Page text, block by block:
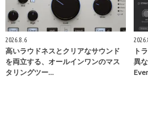
2026.8.6
高いラウドネスとクリアなサウンド
を両立する、オールインワンのマス
タリングツー…
ト
異